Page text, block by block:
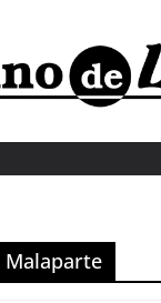
Malaparte